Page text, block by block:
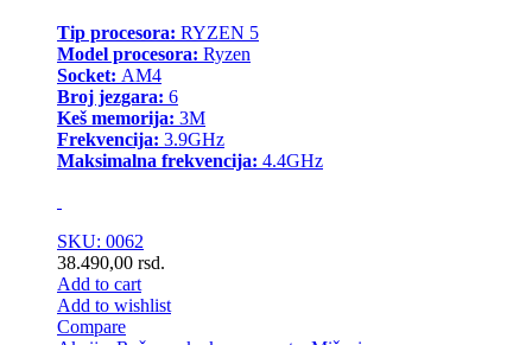
Tip procesora: RYZEN 5
Model procesora: Ryzen
Socket: AM4
Broj jezgara: 6
Keš memorija: 3M
Frekvencija: 3.9GHz
Maksimalna frekvencija: 4.4GHz
SKU: 0062
38.490,00 rsd.
Add to cart
Add to wishlist
Compare